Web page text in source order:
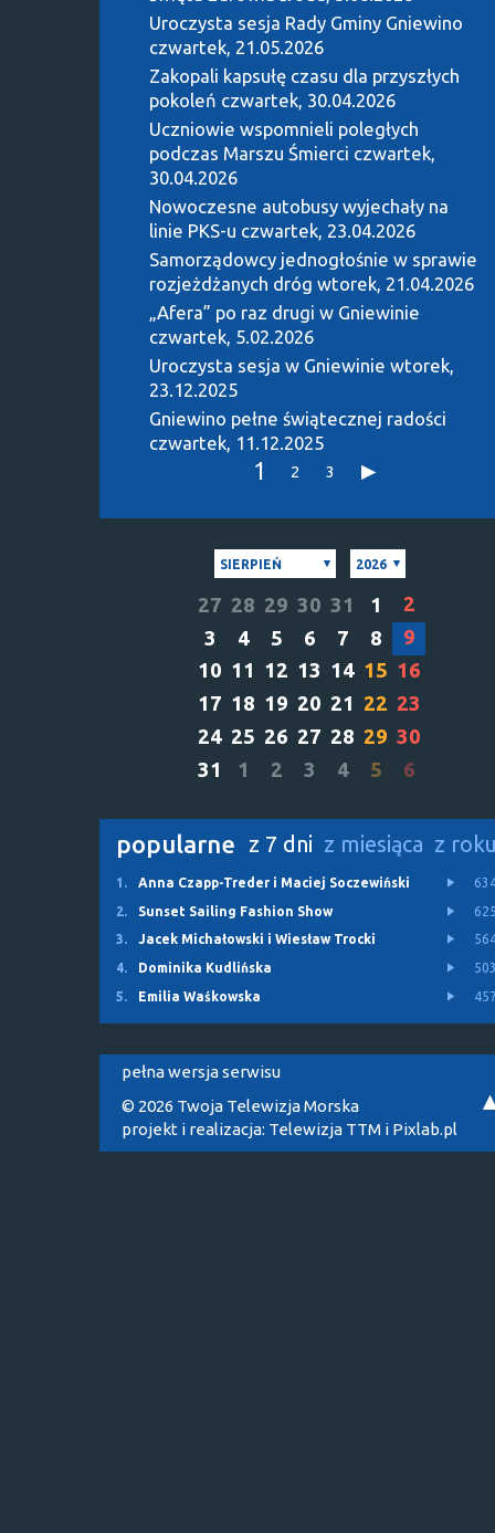
Uroczysta sesja Rady Gminy Gniewino
czwartek, 21.05.2026
Zakopali kapsułę czasu dla przyszłych
pokoleń czwartek, 30.04.2026
Uczniowie wspomnieli poległych
podczas Marszu Śmierci czwartek,
30.04.2026
Nowoczesne autobusy wyjechały na
linie PKS-u czwartek, 23.04.2026
Samorządowcy jednogłośnie w sprawie
rozjeżdżanych dróg wtorek, 21.04.2026
„Afera” po raz drugi w Gniewinie
czwartek, 5.02.2026
Uroczysta sesja w Gniewinie wtorek,
23.12.2025
Gniewino pełne świątecznej radości
czwartek, 11.12.2025
1 2 3
SIERPIEŃ 2026
27 28 29 30 31 1
2
3
4 5 6 7 8
9
10 11 12 13 14 15 16
17 18 19 20 21 22 23
24 25 26 27 28 29 30
31
1 2 3 4 5 6
popularne z 7 dni z miesiąca z
1. Anna Czapp-Treder i Maciej Soczewiński
2.
Sunset Sailing Fashion Show
3.
Jacek Michałowski i Wiesław Trocki
4.
Dominika Kudlińska
5.
Emilia Waśkowska
pełna wersja serwisu
© 2026 Twoja Telewizja Morska
projekt i realizacja: Telewizja TTM i Pixlab.pl